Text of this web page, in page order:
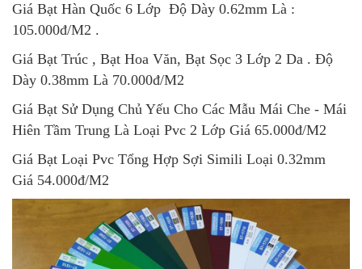
Giá Bạt Hàn Quốc 6 Lớp Độ Dày 0.62mm Là :
105.000đ/M2 .
Giá Bạt Trúc , Bạt Hoa Văn, Bạt Sọc 3 Lớp 2 Da . Độ
Dày 0.38mm Là 70.000đ/M2
Giá Bạt Sử Dụng Chủ Yếu Cho Các Mẫu Mái Che - Mái
Hiên Tầm Trung Là Loại Pvc 2 Lớp Giá 65.000đ/M2
Giá Bạt Loại Pvc Tổng Hợp Sợi Simili Loại 0.32mm
Giá 54.000đ/M2